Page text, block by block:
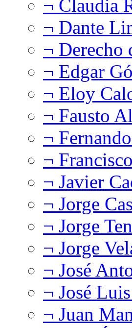
¬ Claudia
¬ Dante
¬ Derecho
¬ Edgar
¬ Eloy
¬ Fausto
¬
¬
¬ Javier
¬ Jorge
¬ Jorge
¬ Jorge
¬ José
¬ José
¬ Juan